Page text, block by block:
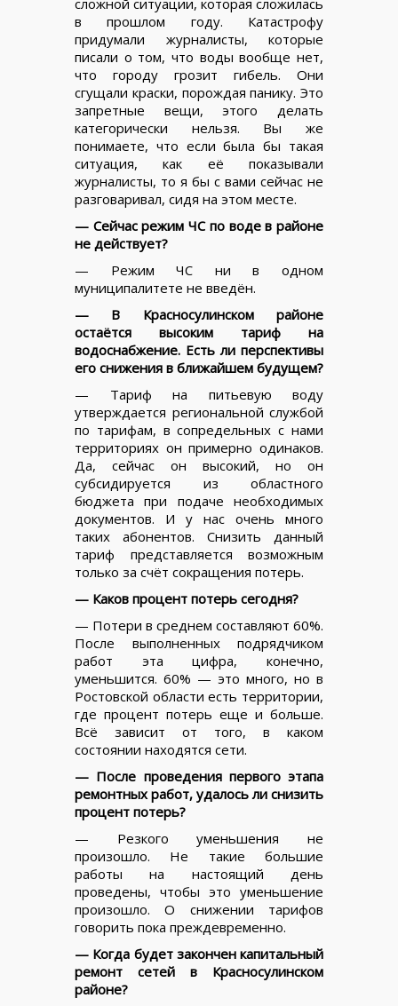
сложной ситуации, которая сложилась
в прошлом году. Катастрофу
придумали журналисты, которые
писали о том, что воды вообще нет,
что городу грозит гибель. Они
сгущали краски, порождая панику. Это
запретные вещи, этого делать
категорически нельзя. Вы же
понимаете, что если была бы такая
ситуация, как её показывали
журналисты, то я бы с вами сейчас не
разговаривал, сидя на этом месте.
— Сейчас режим ЧС по воде в районе
не действует?
— Режим ЧС ни в одном
муниципалитете не введён.
— В Красносулинском районе
остаётся высоким тариф на
водоснабжение. Есть ли перспективы
его снижения в ближайшем будущем?
— Тариф на питьевую воду
утверждается региональной службой
по тарифам, в сопредельных с нами
территориях он примерно одинаков.
Да, сейчас он высокий, но он
субсидируется из областного
бюджета при подаче необходимых
документов. И у нас очень много
таких абонентов. Снизить данный
тариф представляется возможным
только за счёт сокращения потерь.
— Каков процент потерь сегодня?
— Потери в среднем составляют 60%.
После выполненных подрядчиком
работ эта цифра, конечно,
уменьшится. 60% — это много, но в
Ростовской области есть территории,
где процент потерь еще и больше.
Всё зависит от того, в каком
состоянии находятся сети.
— После проведения первого этапа
ремонтных работ, удалось ли снизить
процент потерь?
— Резкого уменьшения не
произошло. Не такие большие
работы на настоящий день
проведены, чтобы это уменьшение
произошло. О снижении тарифов
говорить пока преждевременно.
— Когда будет закончен капитальный
ремонт сетей в Красносулинском
районе?